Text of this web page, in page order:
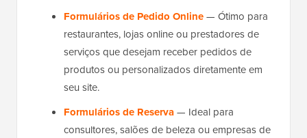
Formulários de Pedido Online— Ótimo para
restaurantes, lojas online ou prestadores de
serviços que desejam receber pedidos de
produtos ou personalizados diretamente em
seu site.
Formulários de Reserva— Ideal para
consultores, salões de beleza ou empresas de